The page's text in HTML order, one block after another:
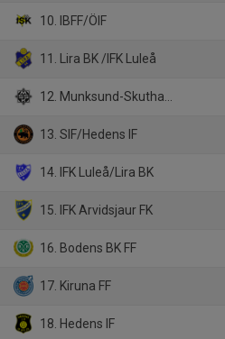
10. IBFF/ÖIF
11. Lira BK /IFK Luleå
12. Munksund-Skuthamns SK
13. SIF/Hedens IF
14. IFK Luleå/Lira BK
15. IFK Arvidsjaur FK
16. Bodens BK FF
17. Kiruna FF
18. Hedens IF